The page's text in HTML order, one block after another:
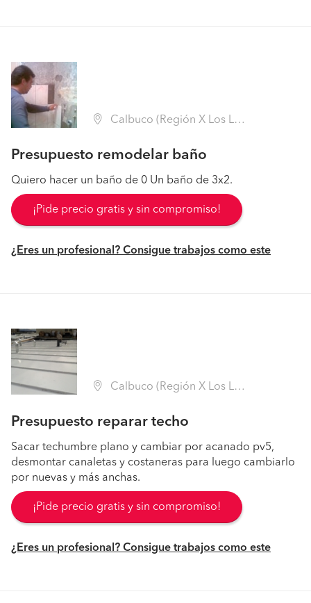
Calbuco (Región X Los Lagos - Llanquihue)
Presupuesto remodelar baño
Quiero hacer un baño de 0 Un baño de 3x2.
¡Pide precio gratis y sin compromiso!
¿Eres un profesional? Consigue trabajos como este
Calbuco (Región X Los Lagos - Llanquihue)
Presupuesto reparar techo
Sacar techumbre plano y cambiar por acanado pv5,
desmontar canaletas y costaneras para luego cambiarlo
por nuevas y más anchas.
¡Pide precio gratis y sin compromiso!
¿Eres un profesional? Consigue trabajos como este